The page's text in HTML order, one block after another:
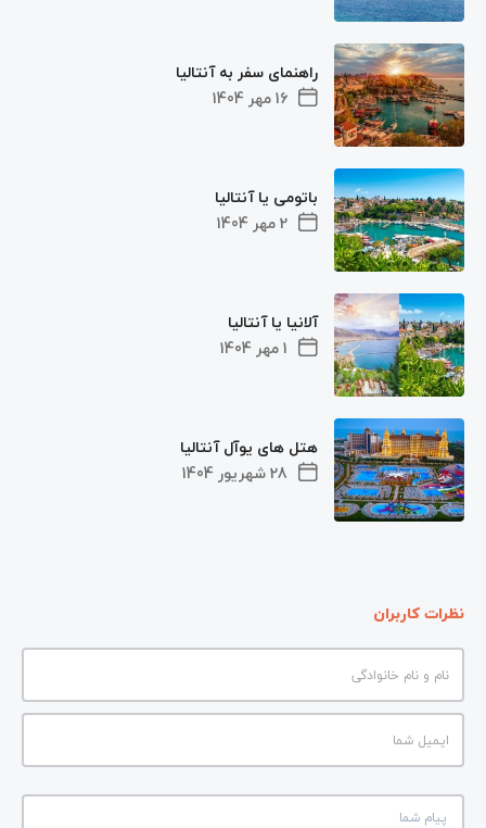
16 مهر 1404
راهنمای سفر به آنتالیا
2 مهر 1404
باتومی یا آنتالیا
1 مهر 1404
آلانیا یا آنتالیا
28 شهریور 1404
هتل های یوآل آنتالیا
نظرات کاربران